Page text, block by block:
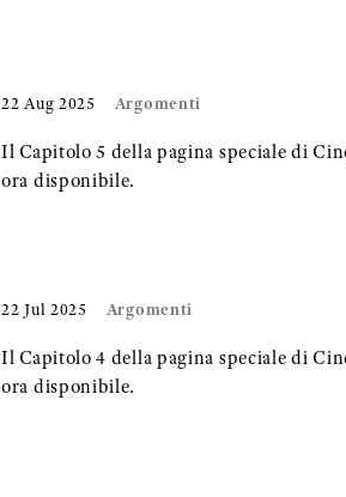
22 Aug 2025 Argomenti
Il Capitolo 5 della pagina speciale di
ora disponibile.
22 Jul 2025 Argomenti
Il Capitolo 4 della pagina speciale di
ora disponibile.